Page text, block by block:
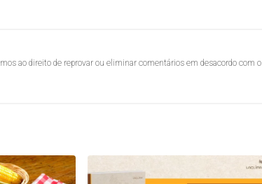
ao direito de reprovar ou eliminar comentários em desacordo com o